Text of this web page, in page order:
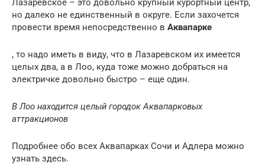
Лазаревское – это довольно крупный курортный центр,
но далеко не единственный в округе. Если захочется
провести время непосредственно в Аквапарке
, то надо иметь в виду, что в Лазаревском их имеется
целых два, а в Лоо, куда тоже можно добраться на
электричке довольно быстро – еще один.
В Лоо находится целый городок Аквапарковых
аттракционов
Подробнее обо всех Аквапарках Сочи и Адлера можно
узнать здесь.